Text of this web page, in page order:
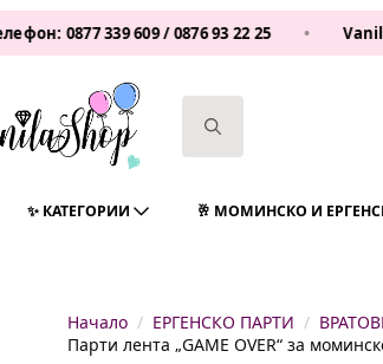
0877 339 609/0876 93 22 25 •
✨ КАТЕГОРИИ 🥂 МОМИНСКО И
Начало ЕРГЕНСКО ПАРТИ
Парти лента „GAME OVER“ за